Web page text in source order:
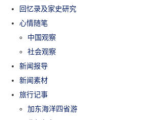
回忆录及家史研究
心情随笔
中国观察
社会观察
新闻报导
新闻素材
旅行记事
加东海洋四省游